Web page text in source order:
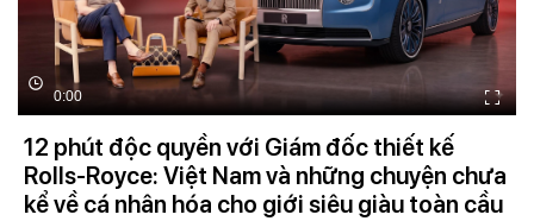
0:00
12 phút độc quyền với Giám đốc thiết kế
Rolls-Royce: Việt Nam và những chuyện chưa
kể về cá nhân hóa cho giới siêu giàu toàn cầu